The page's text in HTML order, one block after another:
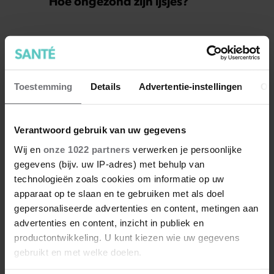
Toestemming Details Advertentie-instellingen
Verantwoord gebruik van uw gegevens
Wij en onze 1022 partners verwerken je persoonlijke
gegevens (bijv. uw IP-adres) met behulp van
technologieën zoals cookies om informatie op uw
apparaat op te slaan en te gebruiken met als doel
gepersonaliseerde advertenties en content, metingen aan
advertenties en content, inzicht in publiek en
productontwikkeling. U kunt kiezen wie uw gegevens
gebruikt en met welke doelen.
Wat als je stiekem verliefd op
een ander bent?